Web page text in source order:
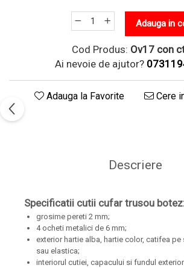
Adauga in
Cod Produs: Ov17 con
Ai nevoie de ajutor?
Adauga la Favorite Cere
Descriere
Specificatii cutii cufar trusou botez:
grosime pereti 2 mm;
4 ocheti metalici de 6 mm;
exterior hartie alba, hartie color, catifea
sau elastica;
interiorul cutiei, capacului si fundul